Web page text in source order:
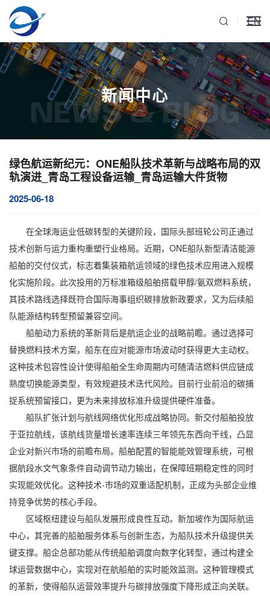
EN
新闻中心
NEWS & BLOG
绿色航运新纪元：ONE船队技术革新与战略布局的双
轨演进_青岛工程设备运输_青岛运输大件货物
2025-06-18
在全球海运业低碳转型的关键阶段，国际头部班轮公司正通过
技术创新与运力重构重塑行业格局。近期，ONE船队新型清洁能源
船舶的交付仪式，标志着集装箱航运领域的绿色技术应用进入规模
化实施阶段。此次投用的万标准箱级船舶搭载甲醇/氨双燃料系统，
其技术路线选择既符合国际海事组织碳排放新政要求，又为后续船
队能源结构转型预留兼容空间。
船舶动力系统的革新背后是航运企业的战略前瞻。通过选择可
替换燃料技术方案，船东在应对能源市场波动时获得更大主动权。
这种技术包容性设计使得船舶全生命周期内可随清洁燃料供应链成
熟度切换能源类型，有效规避技术迭代风险。目前行业前沿的碳捕
捉系统预留接口，更为未来排放标准升级提供硬件准备。
船队扩张计划与航线网络优化形成战略协同。新交付船舶投放
于亚拉航线，该航线货量增长速率连续三年领先东西向干线，凸显
企业对新兴市场的前瞻布局。船舶配置的智能能效管理系统，可根
据航段水文气象条件自动调节动力输出，在保障班期稳定性的同时
实现能效优化。这种技术-市场的双重适配机制，正成为头部企业维
持竞争优势的核心手段。
区域枢纽建设与船队发展形成良性互动。新加坡作为国际航运
中心，其完善的船舶服务体系与创新生态，为船队技术升级提供关
键支撑。船企总部功能从传统船舶调度向数字化转型，通过构建全
球运营数据中心，实现对在航船舶的实时能效监测。这种管理模式
的革新，使得船队运营效率提升与碳排放强度下降形成正向关联。